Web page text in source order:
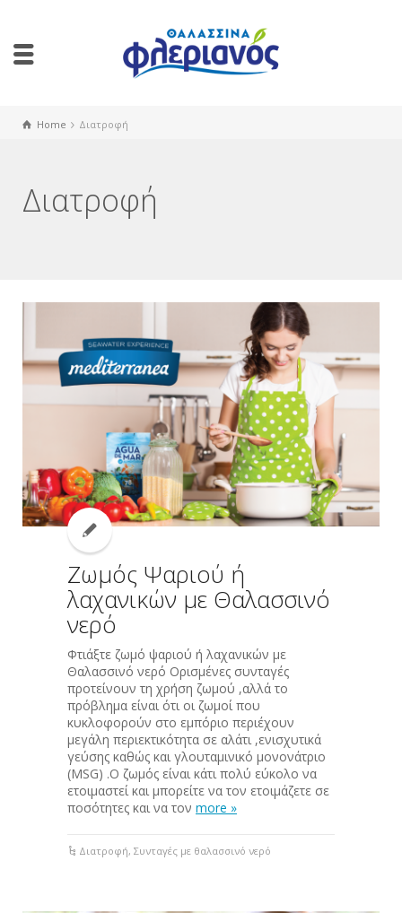
Home Διατροφή
Διατροφή
Ζωμός Ψαριού ή
λαχανικών με Θαλασσινό
νερό
Φτιάξτε ζωμό ψαριού ή λαχανικών με
Θαλασσινό νερό Ορισμένες συνταγές
προτείνουν τη χρήση ζωμού ,αλλά το
πρόβλημα είναι ότι οι ζωμοί που
κυκλοφορούν στο εμπόριο περιέχουν
μεγάλη περιεκτικότητα σε αλάτι ,ενισχυτικά
γεύσης καθώς και γλουταμινικό μονονάτριο
(MSG) .Ο ζωμός είναι κάτι πολύ εύκολο να
ετοιμαστεί και μπορείτε να τον ετοιμάζετε σε
ποσότητες και να τον more »
Διατροφή,Συνταγές με θαλασσινό νερό